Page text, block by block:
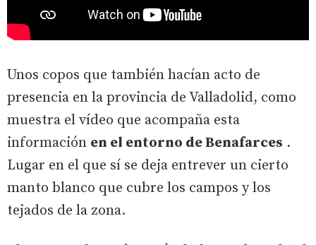
Unos copos que también hacían acto de
presencia en la provincia de Valladolid, como
muestra el vídeo que acompaña esta
información en el entorno de Benafarces .
Lugar en el que sí se deja entrever un cierto
manto blanco que cubre los campos y los
tejados de la zona.